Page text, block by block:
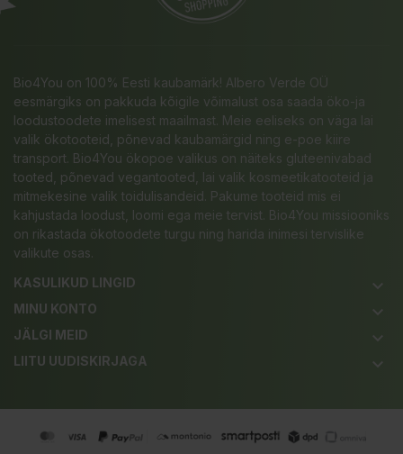
Bio4You on 100% Eesti kaubamärk! Albero Verde OÜ
eesmärgiks on pakkuda kõigile võimalust osa saada öko-ja
loodustoodete imelisest maailmast. Meie eeliseks on väga lai
valik ökotooteid, põnevad kaubamärgid ning e-poe kiire
transport. Bio4You ökopoe valikus on näiteks gluteenivabad
tooted, põnevad vegantooted, lai valik kosmeetikatooteid ja
mitmekesine valik toidulisandeid. Pakume tooteid mis ei
kahjustada loodust, loomi ega meie tervist. Bio4You missiooniks
on rikastada ökotoodete turgu ning harida inimesi tervislike
valikute osas.
KASULIKUD LINGID
keyboard_arrow_down
MINU KONTO keyboard_arrow_down
JÄLGI MEID keyboard_arrow_down
LIITU UUDISKIRJAGA keyboard_arrow_down